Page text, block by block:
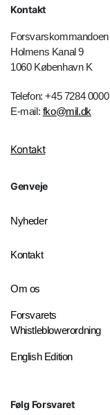
Kontakt
Forsvarskommandoen
Holmens Kanal 9
1060 København K
Telefon: +45 7284 0000
E-mail: fko@mil.dk
Kontakt
Genveje
Nyheder
Kontakt
Om os
Forsvarets
Whistleblowerordning
English Edition
Følg Forsvaret